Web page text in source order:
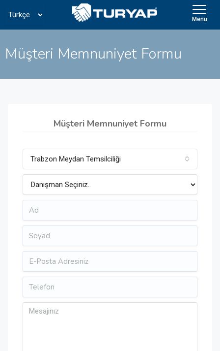
Menü
Müşteri Memnuniyet Formu
Müşteri Memnuniyet Formu
Trabzon Meydan Temsilciliği